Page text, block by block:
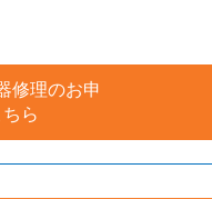
修理のお申
ら